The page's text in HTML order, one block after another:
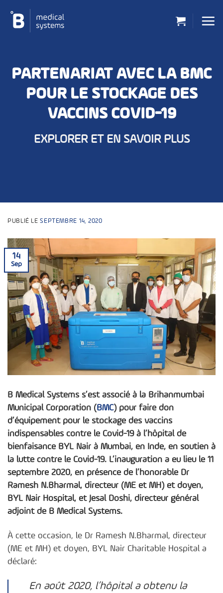
contenu
PARTENARIAT AVEC LA BMC
POUR LE STOCKAGE DES
VACCINS COVID-19
EXPLORER ET EN SAVOIR PLUS
PUBLIÉ LESEPTEMBRE 14, 2020
14
Sep
B Medical Systems s’est associé à la Brihanmumbai
Municipal Corporation (BMC) pour faire don
d’équipement pour le stockage des vaccins
indispensables contre le Covid-19 à l’hôpital de
bienfaisance BYL Nair à Mumbai, en Inde, en soutien à
la lutte contre le Covid-19. L’inauguration a eu lieu le 11
septembre 2020, en présence de l’honorable Dr
Ramesh N.Bharmal, directeur (ME et MH) et doyen,
BYL Nair Hospital, et Jesal Doshi, directeur général
adjoint de B Medical Systems.
À cette occasion, le Dr Ramesh N.Bharmal, directeur
(ME et MH) et doyen, BYL Nair Charitable Hospital a
déclaré:
En août 2020, l’hôpital a obtenu la